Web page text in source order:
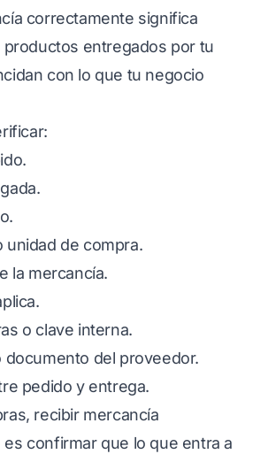
correctamente significa
productos entregados por tu
con lo que tu negocio
unidad de compra.
la mercancía.
o clave interna.
documento del proveedor.
pedido y entrega.
recibir mercancía
confirmar que lo que entra a